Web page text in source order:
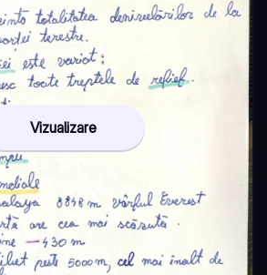
Vizualizare